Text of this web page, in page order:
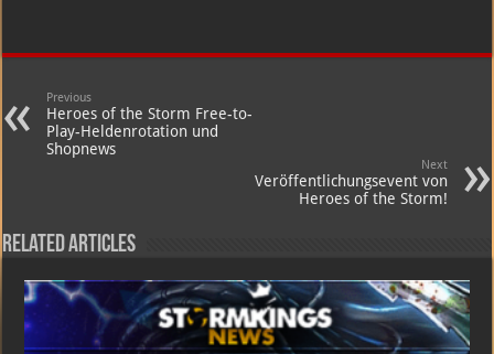
Previous
Heroes of the Storm Free-to-
Play-Heldenrotation und
Shopnews
Next
Veröffentlichungsevent von
Heroes of the Storm!
Related Articles